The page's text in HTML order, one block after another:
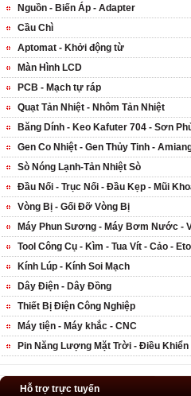
Nguồn - Biến Áp - Adapter
Cầu Chì
Aptomat - Khởi động từ
Màn Hình LCD
PCB - Mạch tự ráp
Quạt Tản Nhiệt - Nhôm Tản Nhiệt
Băng Dính - Keo Kafuter 704 - Sơn
Gen Co Nhiệt - Gen Thủy Tinh -
Sò Nóng Lạnh-Tản Nhiệt Sò
Đầu Nối - Trục Nối - Đầu Kẹp - Mũi
Vòng Bị - Gối Đỡ Vòng Bị
Máy Phun Sương - Máy Bơm Nước -
Tool Công Cụ - Kìm - Tua Vít - Cảo -
Kính Lúp - Kính Soi Mạch
Dây Điện - Dây Đồng
Thiết Bị Điện Công Nghiệp
Máy tiện - Máy khắc - CNC
Pin Năng Lượng Mặt Trời - Điều Khiển
Hỗ trợ trực tuyến